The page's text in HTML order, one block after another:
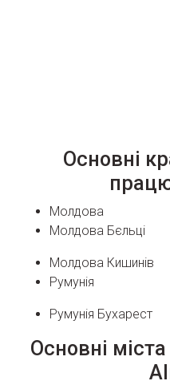
Основні
Молдова
Молдова Бєльці
Молдова Кишинів
Румунія
Румунія Бухарест
Основні